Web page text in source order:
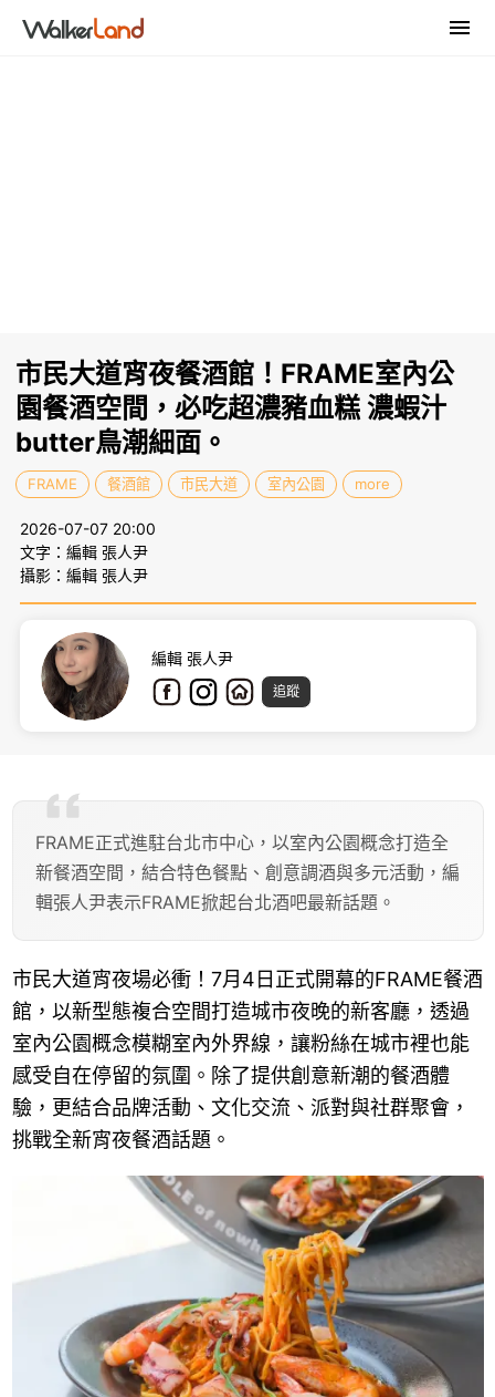
市民大道宵夜餐酒館！FRAME室內公
園餐酒空間，必吃超濃豬血糕 濃蝦汁
butter鳥潮細面。
FRAME 餐酒館 市民大道 室內公園 more
2026-07-07 20:00
文字：編輯 張人尹
攝影：編輯 張人尹
編輯 張人尹
追蹤
FRAME正式進駐台北市中心，以室內公園概念打造全
新餐酒空間，結合特色餐點、創意調酒與多元活動，編
輯張人尹表示FRAME掀起台北酒吧最新話題。
市民大道宵夜場必衝！7月4日正式開幕的FRAME餐酒
館，以新型態複合空間打造城市夜晚的新客廳，透過
室內公園概念模糊室內外界線，讓粉絲在城市裡也能
感受自在停留的氛圍。除了提供創意新潮的餐酒體
驗，更結合品牌活動、文化交流、派對與社群聚會，
挑戰全新宵夜餐酒話題。